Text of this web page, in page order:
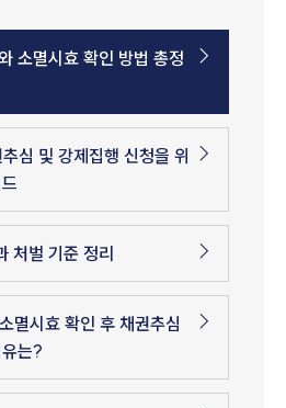
소멸시효 확인 방법 총정
심 및 강제집행 신청을 위
처벌 기준 정리
멸시효 확인 후 채권추심
는?